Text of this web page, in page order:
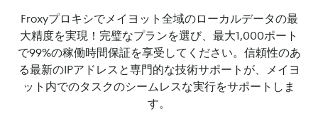
Froxyプロキシでメイヨット全域のローカルデータの最
大精度を実現！完璧なプランを選び、最大1,000ポート
で99%の稼働時間保証を享受してください。信頼性のあ
る最新のIPアドレスと専門的な技術サポートが、メイヨ
ット内でのタスクのシームレスな実行をサポートしま
す。